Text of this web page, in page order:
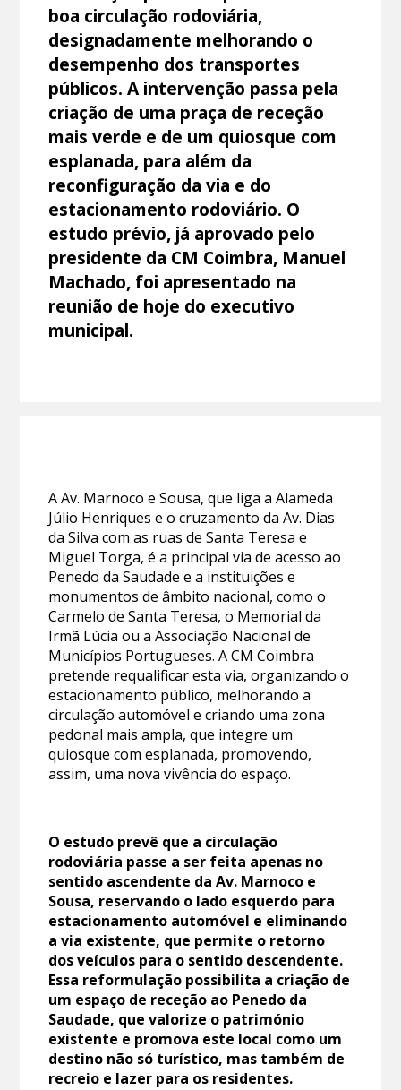
boa circulação rodoviária,
designadamente melhorando o
desempenho dos transportes
públicos. A intervenção passa pela
criação de uma praça de receção
mais verde e de um quiosque com
esplanada, para além da
reconfiguração da via e do
estacionamento rodoviário. O
estudo prévio, já aprovado pelo
presidente da CM Coimbra, Manuel
Machado, foi apresentado na
reunião de hoje do executivo
municipal.
A Av. Marnoco e Sousa, que liga a Alameda
Júlio Henriques e o cruzamento da Av. Dias
da Silva com as ruas de Santa Teresa e
Miguel Torga, é a principal via de acesso ao
Penedo da Saudade e a instituições e
monumentos de âmbito nacional, como o
Carmelo de Santa Teresa, o Memorial da
Irmã Lúcia ou a Associação Nacional de
Municípios Portugueses. A CM Coimbra
pretende requalificar esta via, organizando o
estacionamento público, melhorando a
circulação automóvel e criando uma zona
pedonal mais ampla, que integre um
quiosque com esplanada, promovendo,
assim, uma nova vivência do espaço.
O estudo prevê que a circulação
rodoviária passe a ser feita apenas no
sentido ascendente da Av. Marnoco e
Sousa, reservando o lado esquerdo para
estacionamento automóvel e eliminando
a via existente, que permite o retorno
dos veículos para o sentido descendente.
Essa reformulação possibilita a criação de
um espaço de receção ao Penedo da
Saudade, que valorize o património
existente e promova este local como um
destino não só turístico, mas também de
recreio e lazer para os residentes.